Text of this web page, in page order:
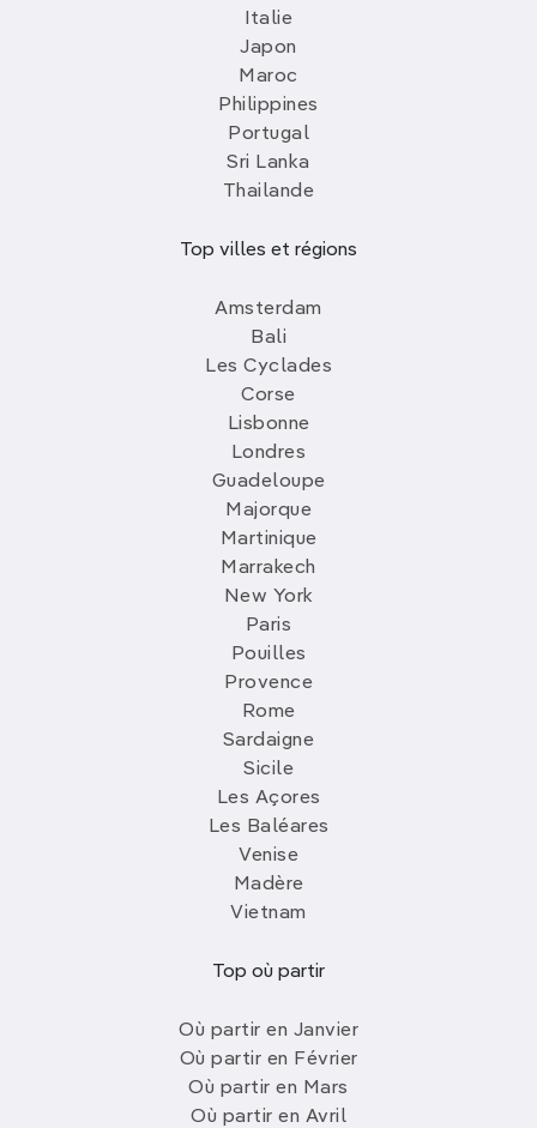
Italie
Japon
Maroc
Philippines
Portugal
Sri Lanka
Thailande
Top villes et régions
Amsterdam
Bali
Les Cyclades
Corse
Lisbonne
Londres
Guadeloupe
Majorque
Martinique
Marrakech
New York
Paris
Pouilles
Provence
Rome
Sardaigne
Sicile
Les Açores
Les Baléares
Venise
Madère
Vietnam
Top où partir
Où partir en Janvier
Où partir en Février
Où partir en Mars
Où partir en Avril